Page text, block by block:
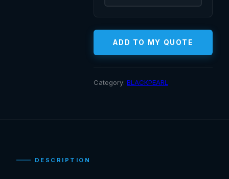
ADD TO MY QUOTE
Category: BLACKPEARL
DESCRIPTION